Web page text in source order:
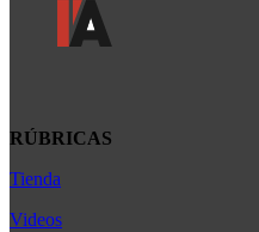
RÚBRICAS
Africa
América Latina
Tienda
Videos